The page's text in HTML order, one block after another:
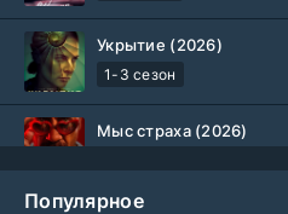
Укрытие (2026)
1-3 сезон
Мыс страха (2026)
Популярное